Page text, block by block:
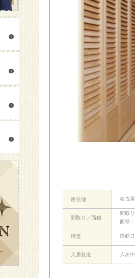
所在地 名古
間取り／面積
間取
面積
構造 鉄筋
入居状況 入居中